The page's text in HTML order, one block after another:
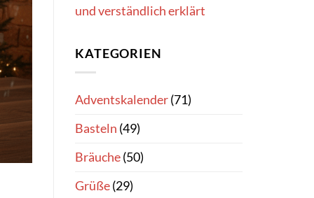
und verständlich erklärt
KATEGORIEN
Adventskalender(71)
Basteln (49)
Bräuche(50)
Grüße(29)